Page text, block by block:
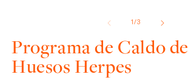
multimedia
en
una
1/de
3
Programa de Caldo de
Huesos Herpes